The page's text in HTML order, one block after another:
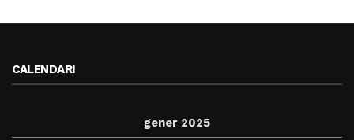
CALENDARI
gener 2025